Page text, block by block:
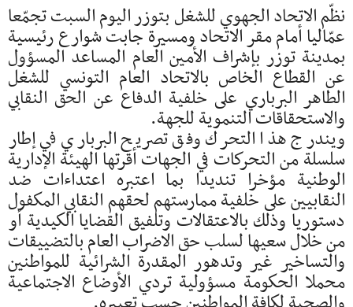
نظّم الاتحاد الجهوي للشغل بتوزر اليوم السبت تجمّعا
عمّاليا أمام مقر الاتحاد ومسيرة جابت شوارع رئيسية
بمدينة توزر بإشراف الأمين العام المساعد المسؤول
عن القطاع الخاص بالاتحاد العام التونسي للشغل
الطاهر البرباري على خلفية الدفاع عن الحق النقابي
والاستحقاقات التنموية للجهة.
ويندرج هذا التحرك وفق تصريح البرباري في إطار
سلسلة من التحركات في الجهات أقرتها الهيئة الإدارية
الوطنية مؤخرا تنديدا بما اعتبره اعتداءات ضد
النقابيين على خلفية ممارستهم لحقهم النقابي المكفول
دستوريا وذلك بالاعتقالات وتلفيق القضايا الكيدية أو
من خلال سعيها لسلب حق الاضراب العام بالتضييقات
والتساخير غير وتدهور المقدرة الشرائية للمواطنين
محملا الحكومة مسؤولية تردي الأوضاع الاجتماعية